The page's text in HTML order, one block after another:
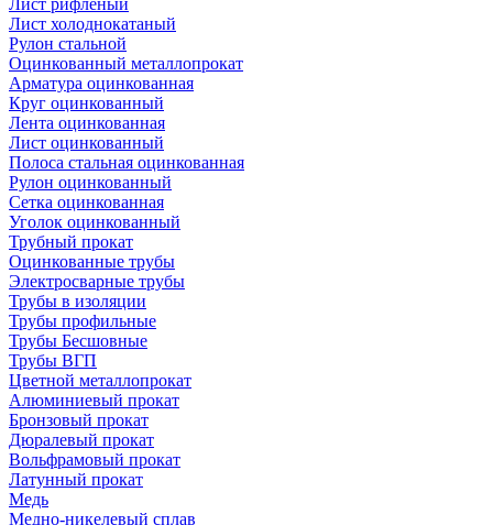
Лист рифленый
Лист холоднокатаный
Рулон стальной
Оцинкованный металлопрокат
Арматура оцинкованная
Круг оцинкованный
Лента оцинкованная
Лист оцинкованный
Полоса стальная оцинкованная
Рулон оцинкованный
Сетка оцинкованная
Уголок оцинкованный
Трубный прокат
Оцинкованные трубы
Электросварные трубы
Трубы в изоляции
Трубы профильные
Трубы Бесшовные
Трубы ВГП
Цветной металлопрокат
Алюминиевый прокат
Бронзовый прокат
Дюралевый прокат
Вольфрамовый прокат
Латунный прокат
Медь
Медно-никелевый сплав